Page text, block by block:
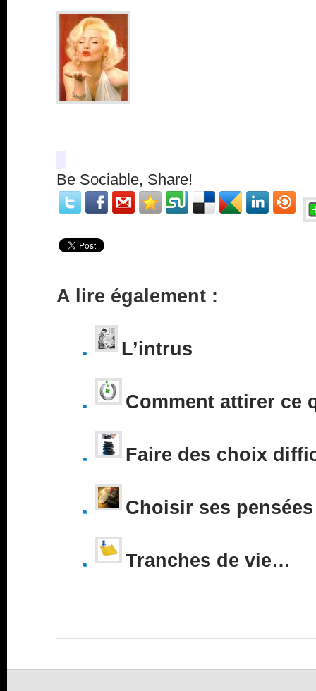
Be Sociable, Share!
A lire également :
L’intrus
Comment attirer ce
Faire des choix
Choisir ses pensées
Tranches de vie…